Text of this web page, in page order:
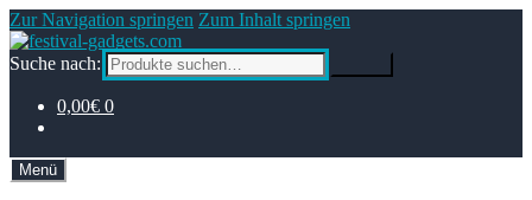
Zur Navigation springen Zum Inhalt springen
Suche nach:
0,00€ 0
Menü